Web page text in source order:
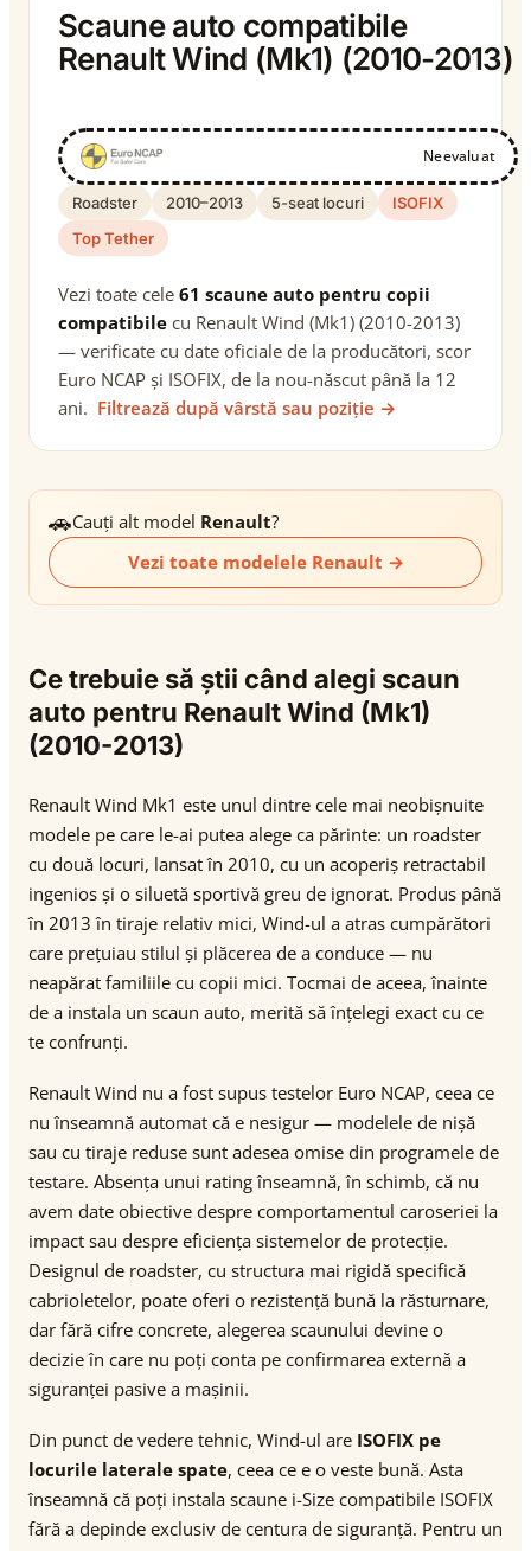
Scaune auto compatibile
Renault Wind (Mk1) (2010-2013)
Neevaluat
Roadster 2010–2013 5-seat locuri
ISOFIX
Top Tether
Vezi toate cele 61 scaune auto pentru copii
compatibile cu Renault Wind (Mk1) (2010-2013)
— verificate cu date oficiale de la producători, scor
Euro NCAP și ISOFIX, de la nou-născut până la 12
ani. Filtrează după vârstă sau poziție →
🚗Cauți alt model Renault?
Vezi toate modelele Renault →
Ce trebuie să știi când alegi scaun
auto pentru Renault Wind (Mk1)
(2010-2013)
Renault Wind Mk1 este unul dintre cele mai neobișnuite
modele pe care le-ai putea alege ca părinte: un roadster
cu două locuri, lansat în 2010, cu un acoperiș retractabil
ingenios și o siluetă sportivă greu de ignorat. Produs până
în 2013 în tiraje relativ mici, Wind-ul a atras cumpărători
care prețuiau stilul și plăcerea de a conduce — nu
neapărat familiile cu copii mici. Tocmai de aceea, înainte
de a instala un scaun auto, merită să înțelegi exact cu ce
te confrunți.
Renault Wind nu a fost supus testelor Euro NCAP, ceea ce
nu înseamnă automat că e nesigur — modelele de nișă
sau cu tiraje reduse sunt adesea omise din programele de
testare. Absența unui rating înseamnă, în schimb, că nu
avem date obiective despre comportamentul caroseriei la
impact sau despre eficiența sistemelor de protecție.
Designul de roadster, cu structura mai rigidă specifică
cabrioletelor, poate oferi o rezistență bună la răsturnare,
dar fără cifre concrete, alegerea scaunului devine o
decizie în care nu poți conta pe confirmarea externă a
siguranței pasive a mașinii.
Din punct de vedere tehnic, Wind-ul are ISOFIX pe
locurile laterale spate, ceea ce e o veste bună. Asta
înseamnă că poți instala scaune i-Size compatibile ISOFIX
fără a depinde exclusiv de centura de siguranță. Pentru un